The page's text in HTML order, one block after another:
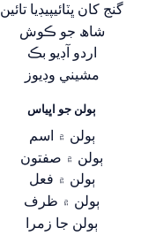
گنج کان ڀٽائيپيڊيا تائين
شاھ جو ڪوش
اردو آڊيو بڪ
مشيني وڊيوز
ٻولن جو اڀياس
ٻولن ۾ اسم
ٻولن ۾ صفتون
ٻولن ۾ فعل
ٻولن ۾ ظرف
ٻولن جا زمرا